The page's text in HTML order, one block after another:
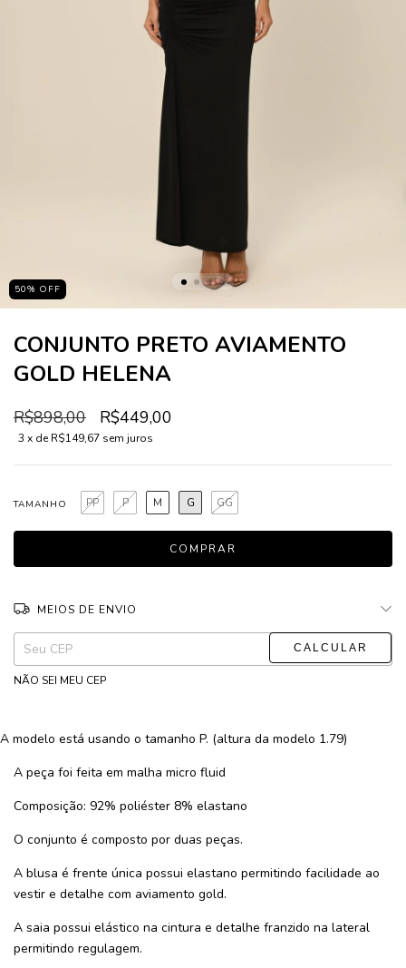
50% OFF
CONJUNTO PRETO AVIAMENTO
GOLD HELENA
R$898,00 R$449,00
3 x deR$149,67 sem juros
TAMANHO GG
G
M
P
PP
MEIOS DE ENVIO
Entregas para o CEP:
ALTERAR CEP
NÃO SEI MEU CEP
A modelo está usando o tamanho P. (altura da modelo 1.79)
A peça foi feita em malha micro fluid
Composição: 92% poliéster 8% elastano
O conjunto é composto por duas peças.
A blusa é frente única possui elastano permitindo facilidade ao
vestir e detalhe com aviamento gold.
A saia possui elástico na cintura e detalhe franzido na lateral
permitindo regulagem.